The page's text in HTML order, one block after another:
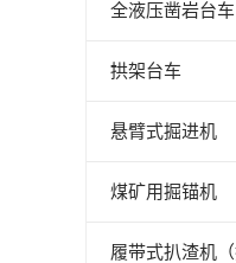
全液压凿岩台车
拱架台车
悬臂式掘进机
煤矿用掘锚机